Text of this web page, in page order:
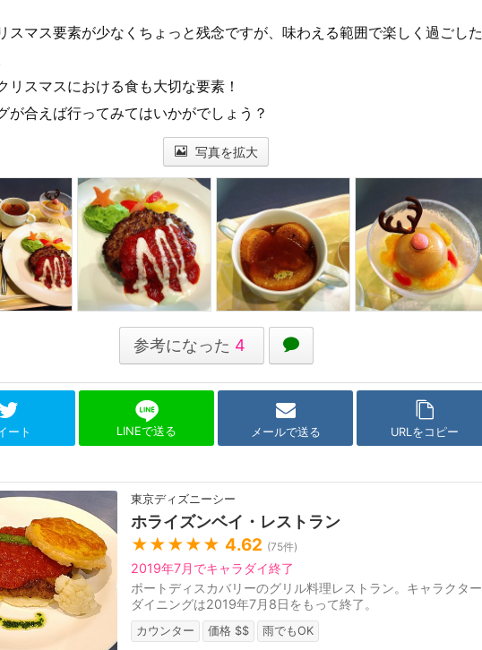
スマス要素が少なくちょっと残念ですが、味わえる範囲で楽しく過ごした
リスマスにおける食も大切な要素！
が合えば行ってみてはいかがでしょう？
写真を拡大
参考になった 4
ート LINEで送る メールで送る URLをコピー
東京ディズニーシー
ホライズンベイ・レストラン
★★★★★ 4.62 (75件)
2019年7月でキャラダイ終了
ポートディスカバリーのグリル料理レストラン。キャラクター
ダイニングは2019年7月8日をもって終了。
カウンター 価格 $$ 雨でもOK